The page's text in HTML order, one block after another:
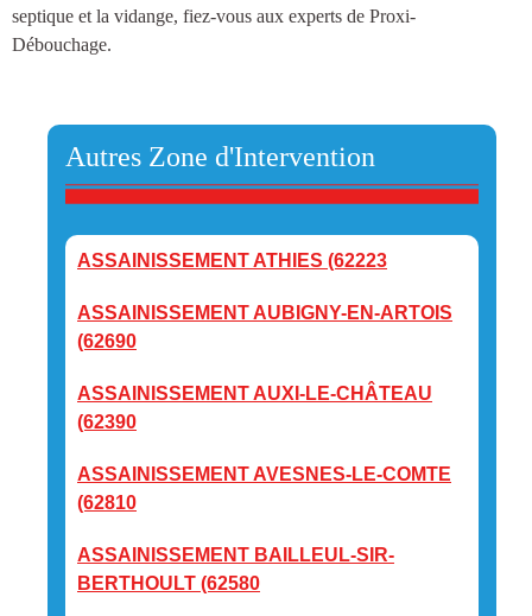
septique et la vidange, fiez-vous aux experts de Proxi-
Débouchage.
Autres Zone d'Intervention
ASSAINISSEMENT ATHIES (62223
ASSAINISSEMENT AUBIGNY-EN-ARTOIS
(62690
ASSAINISSEMENT AUXI-LE-CHÂTEAU
(62390
ASSAINISSEMENT AVESNES-LE-COMTE
(62810
ASSAINISSEMENT BAILLEUL-SIR-
BERTHOULT (62580